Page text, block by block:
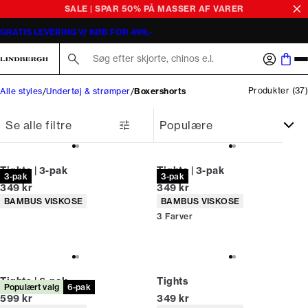
Boxershorts til mændSALE | SPAR 50% PÅ MASSER AF VARER
GRATIS LEVERING V/ KØB FOR 499,-
Alle styles Undertøj & strømper Boxershorts Produkter (37)
Se alle filtre
3-pak
Tights | 3-pak
I alt (inkl. rabat)
349 kr
Produkt egenskaber
BAMBUS VISKOSE
3-pak
Tights | 3-pak
I alt (inkl. rabat)
349 kr
Produkt egenskaber
BAMBUS VISKOSE
3 Farver
Populært valg 6-pak
Tights | 6-pak
I alt (inkl. rabat)
599 kr
Tights
I alt (inkl. rabat)
349 kr